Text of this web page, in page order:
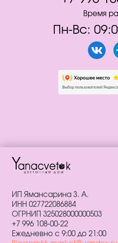
ИП Ямансарина З. А.
ИНН 027722086884
ОГРНИП 325028000000503
+7 996 108-00-22
Ежедневно с 9:00 до 21:00